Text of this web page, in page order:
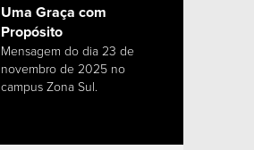
Uma Graça com
Propósito
Mensagem do dia 23 de
novembro de 2025 no
campus Zona Sul.